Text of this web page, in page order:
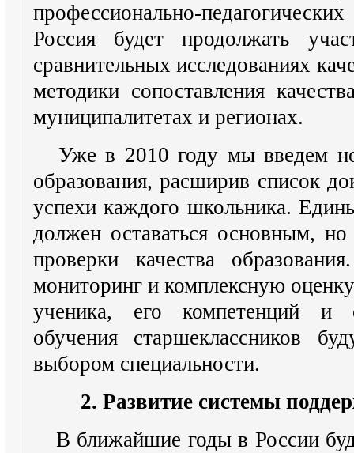
профессионально-
Россия будет продолжать
сравнительных исследованиях
методики сопоставления
муниципалитетах и регионах.
Уже в 2010 году мы введем
образования, расширив список
успехи каждого школьника.
должен оставаться основным,
проверки качества
мониторинг и комплексную
ученика, его компетенций и
обучения старшеклассников
выбором специальности.
2. Развитие системы
В ближайшие годы в России